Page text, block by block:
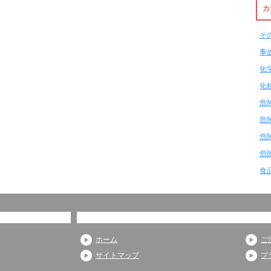
そ
事
化
化
危
危
危
危
食
ホーム
サイトマップ
ご
プ